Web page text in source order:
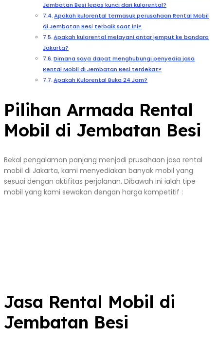
Jembatan Besi lepas kunci dari kulorental?
Apakah kulorental termasuk perusahaan Rental Mobil
di Jembatan Besi terbaik saat ini?
Apakah kulorental melayani antar jemput ke bandara
Jakarta?
Dimana saya dapat menghubungi penyedia jasa
Rental Mobil di Jembatan Besi terdekat?
Apakah Kulorental Buka 24 Jam?
Pilihan Armada Rental
Mobil di Jembatan Besi
Bekal pengalaman panjang menjadi prusahaan jasa rental
mobil di Jakarta, kami menyediakan banyak mobil yang
sesuai dengan aktifitas perjalanan. Dibawah ini ialah tipe
mobil yang kami sewakan dengan harga kompetitif :
Jasa Rental Mobil di
Jembatan Besi